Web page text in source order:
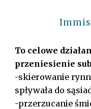
To celowe
przeniesienie
-skierowanie
spływała do
-przerzucanie